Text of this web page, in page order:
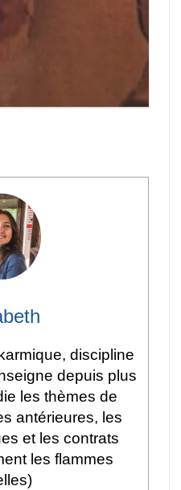
de la Gorge
discipline
depuis plus
les thèmes de
antérieures, les
et les contrats
les flammes